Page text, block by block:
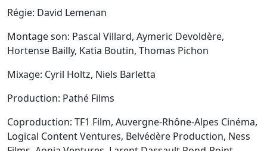
Régie: David Lemenan
Montage son: Pascal Villard, Aymeric Devoldère,
Hortense Bailly, Katia Boutin, Thomas Pichon
Mixage: Cyril Holtz, Niels Barletta
Production: Pathé Films
Coproduction: TF1 Film, Auvergne-Rhône-Alpes Cinéma,
Logical Content Ventures, Belvédère Production, Ness